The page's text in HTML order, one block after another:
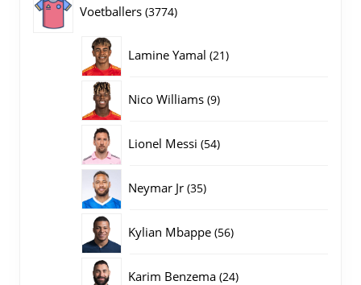
Voetballers 37743774
Lamine Yamal 2121
Nico Williams 99
Lionel Messi 5454
Neymar Jr 3535
Kylian Mbappe 5656
Karim Benzema 2424